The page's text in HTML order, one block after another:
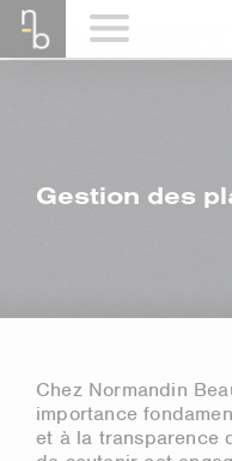
Gestion des
Chez Normandin
importance
et à la transparence